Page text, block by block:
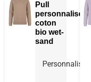
Pull
personnalisé
coton
bio wet-
sand
Personnaliser